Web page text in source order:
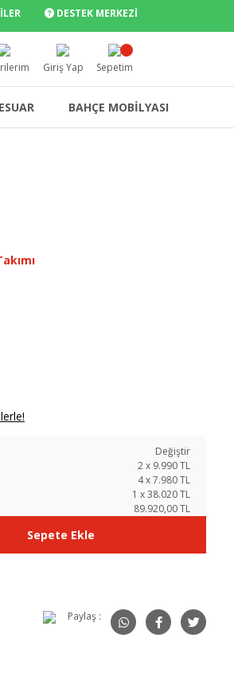
DESTEK MERKEZİ
Giriş Yap Sepetim
BAHÇE MOBİLYASI
Değiştir
2x 9.990TL
4x7.980TL
1 x38.020TL
89.920,00 TL
Sepete Ekle
Paylaş :